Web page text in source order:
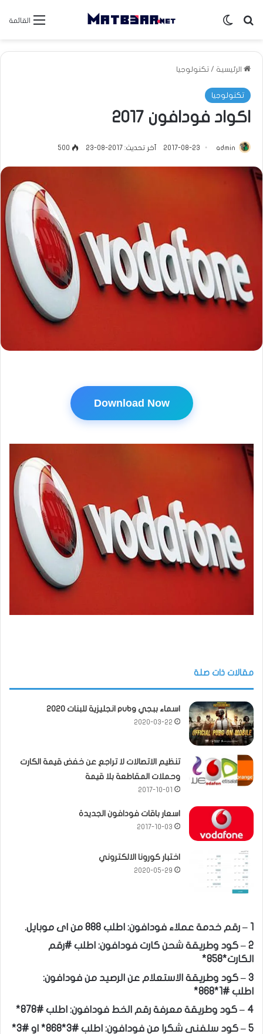
القائمة بحث عنالوضع المظلم
الرئيسية / تكنولوجيا
تكنولوجيا
اكواد فودافون 2017
admin
2017-08-23 آخر تحديث: 2017-08-23 500
Download Now
مقالات ذات صلة
اسماء ببجي pubg انجليزية للبنات 2020
2020-03-22
تنظيم الاتصالات لا تراجع عن خفض قيمة الكارت
وحملات المقاطعة بلا قيمة
2017-10-01
اسعار باقات فودافون الجديدة
2017-10-03
اختبار كورونا الالكتروني
2020-05-29
1 – رقم خدمة عملاء فودافون: اطلب 888 من اى موبايل.
2 – كود وطريقة شحن كارت فودافون: اطلب #رقم
الكارت*858*
3 – كود وطريقة الاستعلام عن الرصيد من فودافون:
اطلب #1*868*
4 – كود وطريقة معرفة رقم الخط فودافون: اطلب #878*
5 – كود سلفنى شكرا من فودافون: اطلب #3*868* او #3*